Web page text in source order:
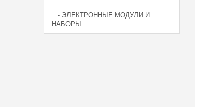
- ЭЛЕКТРОННЫЕ МОДУЛИ И
НАБОРЫ